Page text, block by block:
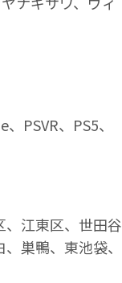
PSVR、PS5、
江東区、世田谷
巣鴨、東池袋、